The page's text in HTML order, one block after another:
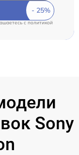
cполитикой
Sony